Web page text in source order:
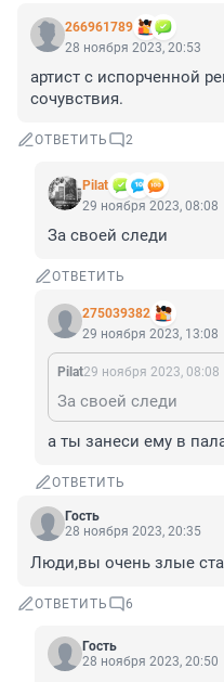
266961789
28 ноября 2023, 20:53
артист с испорченной
сочувствия.
ОТВЕТИТЬ 2
Pilat
29 ноября 2023, 08:08
За своей следи
ОТВЕТИТЬ
275039382
29 ноября 2023, 13:08
Pilat29 ноября 2023, 08:08
За своей следи
а ты занеси ему в
ОТВЕТИТЬ
Гость
28 ноября 2023, 20:35
Люди,вы очень злые
ОТВЕТИТЬ 6
Гость
28 ноября 2023, 20:50